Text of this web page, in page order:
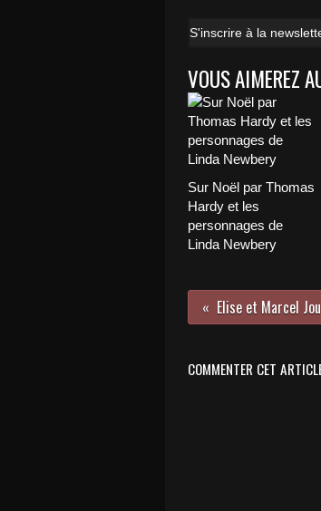
S'inscrire à la
VOUS AIMEREZ
Sur Noël par Thomas
Hardy et les
personnages de
Linda Newbery
Elise et Marcel
COMMENTER CET